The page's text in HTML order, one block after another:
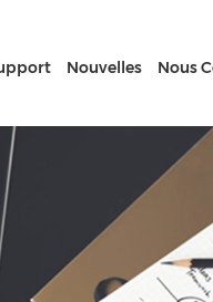
Nouvelles Nous